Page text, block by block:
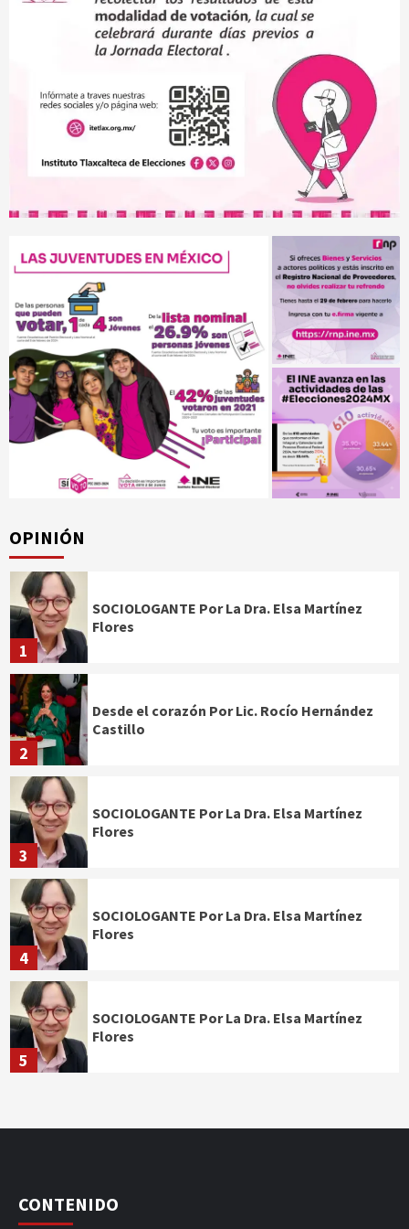
OPINIÓN
1
SOCIOLOGANTE Por La Dra. Elsa Martínez
Flores
2
Desde el corazón Por Lic. Rocío Hernández
Castillo
3
SOCIOLOGANTE Por La Dra. Elsa Martínez
Flores
4
SOCIOLOGANTE Por La Dra. Elsa Martínez
Flores
5
SOCIOLOGANTE Por La Dra. Elsa Martínez
Flores
CONTENIDO